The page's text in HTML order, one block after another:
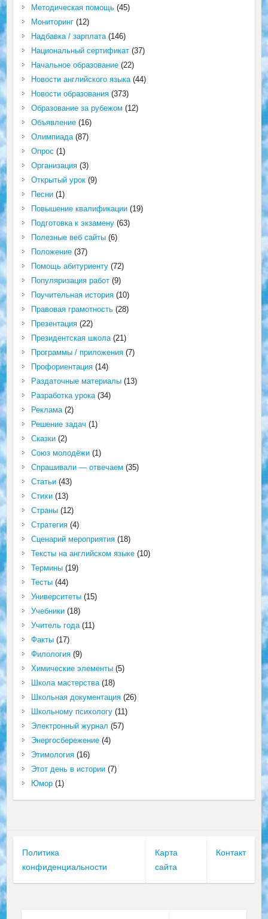
Методическая помощь(45)
Мониторинг(12)
Надбавка / зарплата(146)
Национальный сертификат(37)
Начальное образование(22)
Новости английского языка(44)
Новости образования(373)
Образование за рубежом (12)
Объявление(16)
Олимпиада(87)
Опрос (1)
Организация(3)
Открытый урок(9)
Песни(1)
Повышение квалификации(19)
Подготовка к экзамену(63)
Полезные веб сайты(6)
Положение(37)
Помощь абитуриенту(72)
Популяризация работ(9)
Поучительная история(10)
Правовая грамотность(28)
Презентация(22)
Президентская школа(21)
Программы / приложения(7)
Профориентация(14)
Раздаточные материалы(13)
Разработка урока(34)
Реклама(2)
Решение задач (1)
Сказки(2)
Союз молодёжи(1)
Спрашивали — отвечаем (35)
Статьи(43)
Стихи(13)
Страны(12)
Стратегия(4)
Сценарий мероприятия(18)
Тексты на английском языке(10)
Термины(19)
Тесты(44)
Университеты(15)
Учебники(18)
Учитель года(11)
Факты(17)
Филология(9)
Химические элементы(5)
Школа мастерства(18)
Школьная документация(26)
Школьному психологу(11)
Электронный журнал (57)
Энергосбережение(4)
Этимология(16)
Этот день в истории(7)
Юмор(1)
Политика
конфиденциальности
Карта
сайта
Контакт